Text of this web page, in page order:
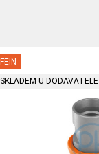
SKLADEM U DODAVATELE
FEIN